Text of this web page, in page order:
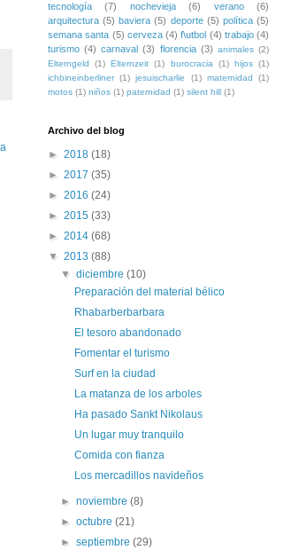
tecnología
(7) nochevieja (6) verano
(6)
arquitectura (5) baviera (5) deporte (5) política (5)
semana santa (5) cerveza (4) f\utbol (4) trabajo (4)
turismo (4) carnaval (3) florencia (3) animales (2)
Elterngeld
(1) Elternzeit (1) burocracia (1) hijos (1)
ichbineinberliner (1) jesuischarlie (1) maternidad
(1)
motos (1) niños (1) paternidad (1) silent hill (1)
Archivo del blog
► 2018 (18)
► 2017 (35)
► 2016 (24)
► 2015 (33)
► 2014 (68)
▼ 2013 (88)
▼diciembre(10)
Preparación del material bélico
Rhabarberbarbara
El tesoro abandonado
Fomentar el turismo
Surf en la ciudad
La matanza de los arboles
Ha pasado Sankt Nikolaus
Un lugar muy tranquilo
Comida con fianza
Los mercadillos navideños
►noviembre(8)
►octubre(21)
►septiembre(29)